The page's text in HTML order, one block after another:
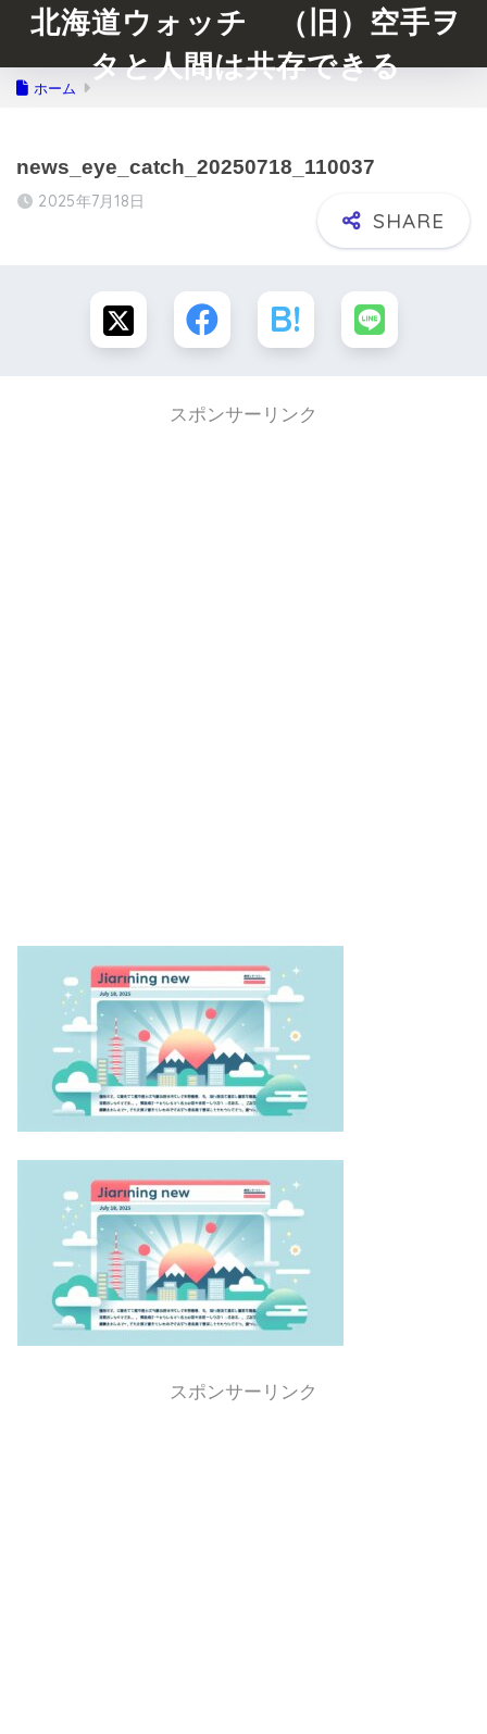
北海道ウォッチ （旧）空手ヲ
タと人間は共存できる
ホーム
news_eye_catch_20250718_110037
2025年7月18日
スポンサーリンク
スポンサーリンク